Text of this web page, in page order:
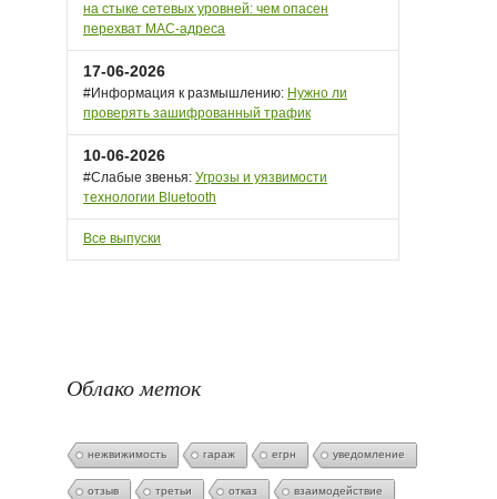
на стыке сетевых уровней: чем опасен
перехват MAC-адреса
17-06-2026
#Информация к размышлению: Нужно ли
проверять зашифрованный трафик
10-06-2026
#Слабые звенья: Угрозы и уязвимости
технологии Bluetooth
Все выпуски
Облако меток
нежвижимость гараж егрн уведомление
отзыв третьи отказ взаимодействие